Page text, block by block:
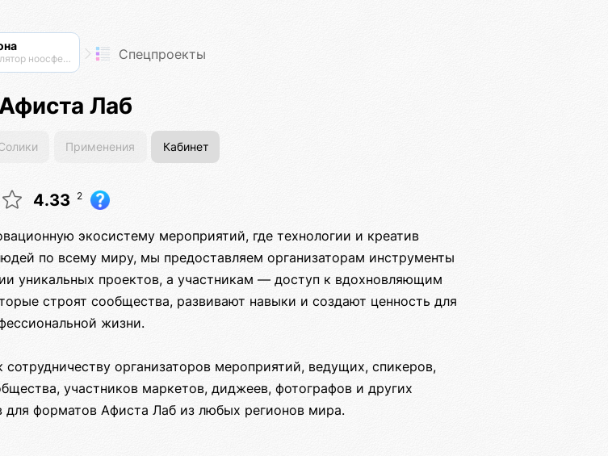
Cимулятор ноосферы Спецпроекты
Лаб
Применения Кабинет
4.33 2
экосистему мероприятий, где технологии и креатив
по всему миру, мы предоставляем организаторам инструменты
уникальных проектов, а участникам — доступ к вдохновляющим
строят сообщества, развивают навыки и создают ценность для
жизни.
организаторов мероприятий, ведущих, спикеров,
участников маркетов, диджеев, фотографов и других
для форматов Афиста Лаб из любых регионов мира.